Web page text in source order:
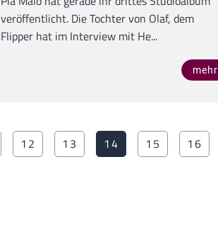
veröffentlicht. Die Tochter von Olaf, dem
Flipper hat im Interview mit He...
mehr
12 13 14 15 16